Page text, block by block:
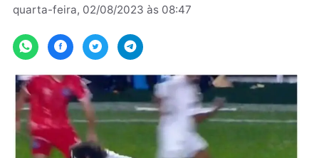
quarta-feira, 02/08/2023 às 08:47